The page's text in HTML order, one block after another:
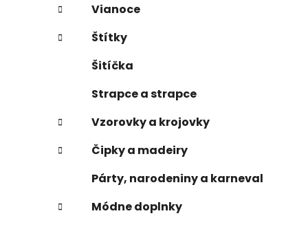
Vianoce
Štítky
Šitíčka
Strapce a strapce
Vzorovky a krojovky
Čipky a madeiry
Párty, narodeniny a karneval
Módne doplnky